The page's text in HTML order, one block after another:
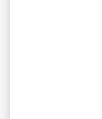
5.
emplâtre
6. Contenu
1. QU’EST-
emplâtre
QUELS CAS